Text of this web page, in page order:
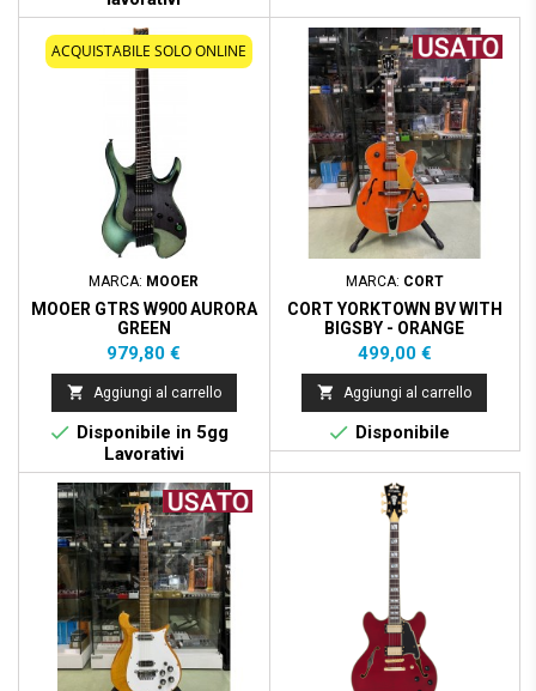
ACQUISTABILE SOLO ONLINE
MARCA: MOOER
MOOER GTRS W900 AURORA
GREEN
Prezzo
979,80 €
 Aggiungi al carrello
 Disponibile in 5gg
Lavorativi
MARCA: CORT
CORT YORKTOWN BV WITH
BIGSBY - ORANGE
Prezzo
499,00 €
 Aggiungi al carrello
 Disponibile